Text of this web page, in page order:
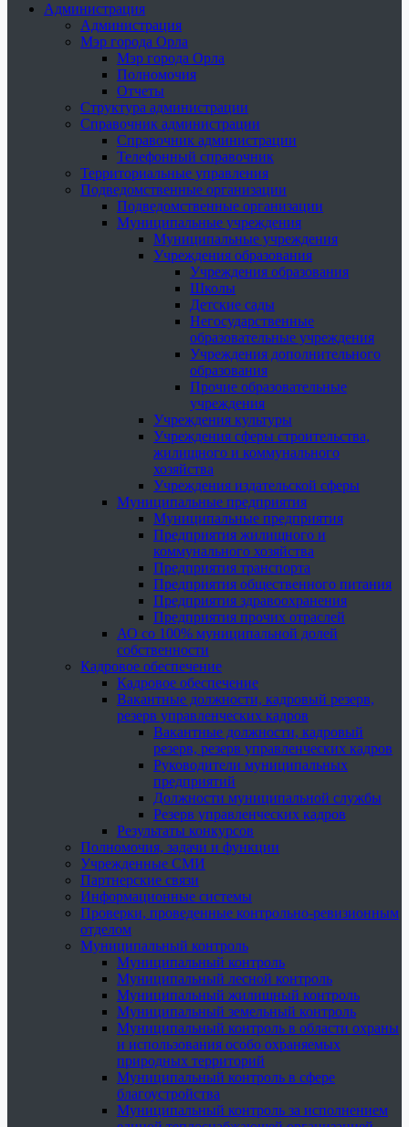
Администрация
Администрация
Мэр города Орла
Мэр города Орла
Полномочия
Отчеты
Структура администрации
Справочник администрации
Справочник администрации
Телефонный справочник
Территориальные управления
Подведомственные организации
Подведомственные организации
Муниципальные учреждения
Муниципальные учреждения
Учреждения образования
Учреждения образования
Школы
Детские сады
Негосударственные
образовательные учреждения
Учреждения дополнительного
образования
Прочие образовательные
учреждения
Учреждения культуры
Учреждения сферы строительства,
жилищного и коммунального
хозяйства
Учреждения издательской сферы
Муниципальные предприятия
Муниципальные предприятия
Предприятия жилищного и
коммунального хозяйства
Предприятия транспорта
Предприятия общественного питания
Предприятия здравоохранения
Предприятия прочих отраслей
АО со 100% муниципальной долей
собственности
Кадровое обеспечение
Кадровое обеспечение
Вакантные должности, кадровый резерв,
резерв управленческих кадров
Вакантные должности, кадровый
резерв, резерв управленческих кадров
Руководители муниципальных
предприятий
Должности муниципальной службы
Резерв управленческих кадров
Результаты конкурсов
Полномочия, задачи и функции
Учрежденные СМИ
Партнерские связи
Информационные системы
Проверки, проведенные контрольно-ревизионным
отделом
Муниципальный контроль
Муниципальный контроль
Муниципальный лесной контроль
Муниципальный жилищный контроль
Муниципальный земельный контроль
Муниципальный контроль в области охраны
и использования особо охраняемых
природных территорий
Муниципальный контроль в сфере
благоустройства
Муниципальный контроль за исполнением